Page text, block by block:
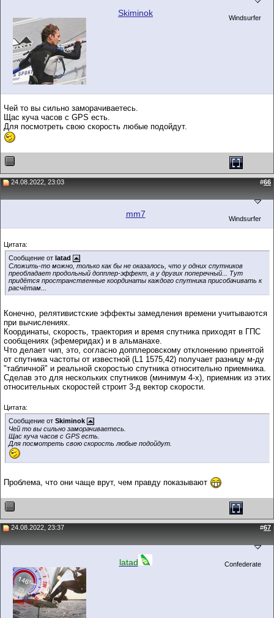
Skiminok Windsurfer
Чей то вы сильно заморачиваетесь.
Щас куча часов с GPS есть.
Для посмотреть свою скорость любые подойдут.
24.08.2022, 23:03 #66
mm7 Windsurfer
Цитата:
Сообщение от latad
Сложить-то можно, только как бы не оказалось, что у одних спутников
преобладает продольный допплер-эффект, а у других поперечный... Тут
придётся пространственные координаты каждого спутника присобачивать к
расчётам...
Конечно, релятивистские эффекты замедления времени учитываются
при вычислениях.
Координаты, скорость, траектория и время спутника приходят в ГПС
сообщениях (эфемеридах) и в альманахе.
Что делает чип, это, согласно допплеровскому отклонению принятой
от спутника частоты от известной (L1 1575,42) получает разницу м-ду
"табличной" и реальной скоростью спутника относительно приемника.
Сделав это для нескольких спутников (минимум 4-х), приемник из этих
относительных скоростей строит 3-д вектор скорости.
Цитата:
Сообщение от Skiminok
Чей то вы сильно заморачиваетесь.
Щас куча часов с GPS есть.
Для посмотреть свою скорость любые подойдут.
Проблема, что они чаще врут, чем правду показывают
24.08.2022, 23:37 #67
latad Confederate